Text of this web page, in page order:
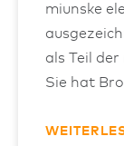
miunske
als Teil
Sie hat